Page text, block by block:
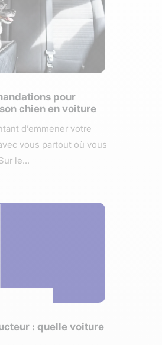
pour
chien en voiture
d’emmener votre
vous partout où vous
le...
: quelle voiture